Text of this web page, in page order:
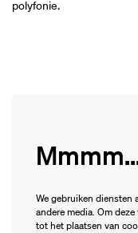
polyfonie.
We gebruiken diensten
andere media. Om
tot het plaatsen van